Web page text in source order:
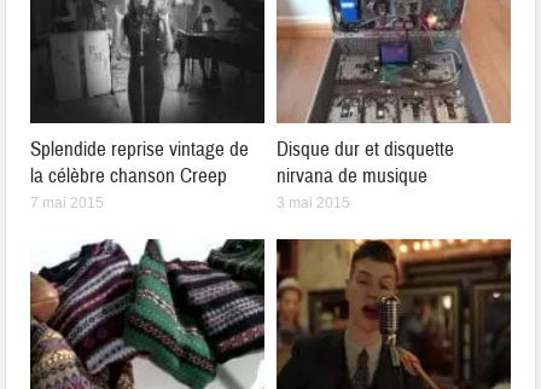
Splendide reprise vintage de
la célèbre chanson Creep
7 mai 2015
Disque dur et disquette
nirvana de musique
3 mai 2015